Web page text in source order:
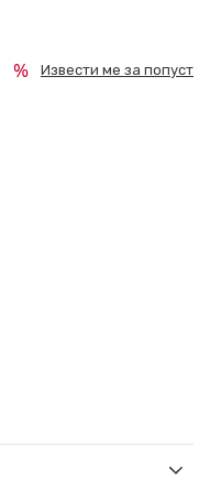
Извести ме за попуст